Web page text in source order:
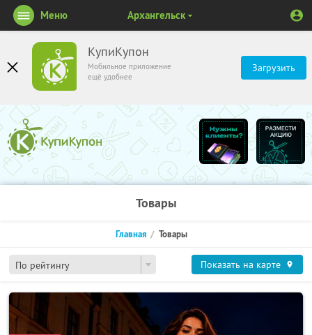
КупиКупон
Мобильное приложение
ещё удобнее
Загрузить
Меню Архангельск
Товары
По рейтингу
Главная Товары
Показать на карте